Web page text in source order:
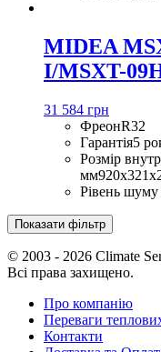
MIDEA
I/MSXT-
31 584 грн
ФреонR32
Гарантія5
Розмір
мм
Рівень шуму
Показати фільтр
© 2003 - 2026 Climate
Всі права захищено.
Про компанію
Переваги
Контакти